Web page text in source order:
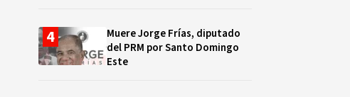
Muere Jorge Frías, diputado
del PRM por Santo Domingo
Este